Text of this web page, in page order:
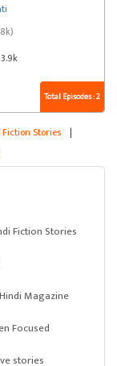
3.9k
Total Episodes : 2
Stories |
Fiction Stories
Hindi Magazine
Focused
stories